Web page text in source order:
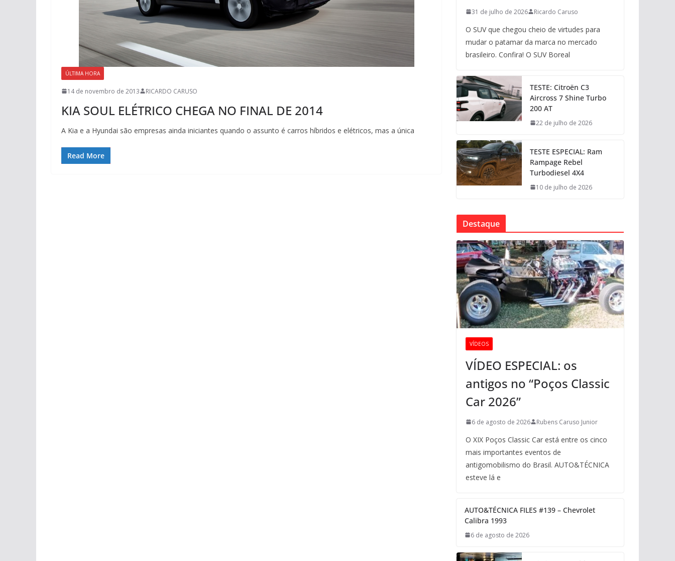
ÚLTIMA HORA
14 de novembro de 2013 RICARDO CARUSO
KIA SOUL ELÉTRICO CHEGA NO FINAL DE 2014
A Kia e a Hyundai são empresas ainda iniciantes quando o assunto é carros híbridos e elétricos, mas a única
Read More
31 de julho de 2026 Ricardo Caruso
O SUV que chegou cheio de virtudes para
mudar o patamar da marca no mercado
brasileiro. Confira! O SUV Boreal
TESTE: Citroën C3
Aircross 7 Shine Turbo
200 AT
22 de julho de 2026
TESTE ESPECIAL: Ram
Rampage Rebel
Turbodiesel 4X4
10 de julho de 2026
Destaque
VÍDEOS
VÍDEO ESPECIAL: os
antigos no “Poços Classic
Car 2026”
6 de agosto de 2026 Rubens Caruso Junior
O XIX Poços Classic Car está entre os cinco
mais importantes eventos de
antigomobilismo do Brasil. AUTO&TÉCNICA
esteve lá e
AUTO&TÉCNICA FILES #139 – Chevrolet
Calibra 1993
6 de agosto de 2026